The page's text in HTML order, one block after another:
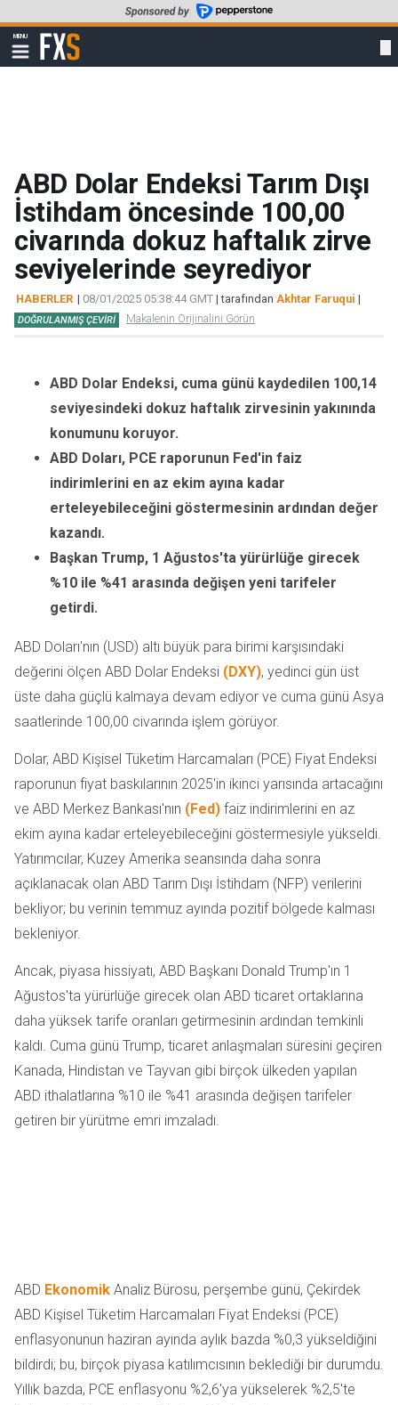
to
main
content
MENU
Show
navigation
FXStreet
ABD Dolar Endeksi Tarım Dışı
İstihdam öncesinde 100,00
civarında dokuz haftalık zirve
seviyelerinde seyrediyor
HABERLER | 08/01/2025 05:38:44 GMT | tarafından Akhtar Faruqui |
DOĞRULANMIŞ ÇEVIRI Makalenin Orijinalini Görün
ABD Dolar Endeksi, cuma günü kaydedilen 100,14
seviyesindeki dokuz haftalık zirvesinin yakınında
konumunu koruyor.
ABD Doları, PCE raporunun Fed'in faiz
indirimlerini en az ekim ayına kadar
erteleyebileceğini göstermesinin ardından değer
kazandı.
Başkan Trump, 1 Ağustos'ta yürürlüğe girecek
%10 ile %41 arasında değişen yeni tarifeler
getirdi.
ABD Doları'nın (USD) altı büyük para birimi karşısındaki
değerini ölçen ABD Dolar Endeksi (DXY), yedinci gün üst
üste daha güçlü kalmaya devam ediyor ve cuma günü Asya
saatlerinde 100,00 civarında işlem görüyor.
Dolar, ABD Kişisel Tüketim Harcamaları (PCE) Fiyat Endeksi
raporunun fiyat baskılarının 2025'in ikinci yarısında artacağını
ve ABD Merkez Bankası'nın (Fed) faiz indirimlerini en az
ekim ayına kadar erteleyebileceğini göstermesiyle yükseldi.
Yatırımcılar, Kuzey Amerika seansında daha sonra
açıklanacak olan ABD Tarım Dışı İstihdam (NFP) verilerini
bekliyor; bu verinin temmuz ayında pozitif bölgede kalması
bekleniyor.
Ancak, piyasa hissiyatı, ABD Başkanı Donald Trump'ın 1
Ağustos'ta yürürlüğe girecek olan ABD ticaret ortaklarına
daha yüksek tarife oranları getirmesinin ardından temkinli
kaldı. Cuma günü Trump, ticaret anlaşmaları süresini geçiren
Kanada, Hindistan ve Tayvan gibi birçok ülkeden yapılan
ABD ithalatlarına %10 ile %41 arasında değişen tarifeler
getiren bir yürütme emri imzaladı.
ABD Ekonomik Analiz Bürosu, perşembe günü, Çekirdek
ABD Kişisel Tüketim Harcamaları Fiyat Endeksi (PCE)
enflasyonunun haziran ayında aylık bazda %0,3 yükseldiğini
bildirdi; bu, birçok piyasa katılımcısının beklediği bir durumdu.
Yıllık bazda, PCE enflasyonu %2,6'ya yükselerek %2,5'te